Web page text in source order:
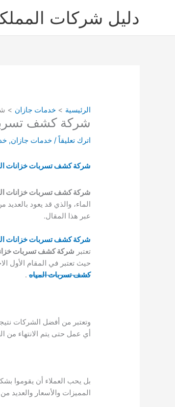
دليل شركات
الرئيسية خدمات جازان
شركة كشف تسربات
اترك تعليقاً /خدمات جازان,
شركة كشف تسربات خزانات
شركة كشف تسربات خزانات
الماء، والذي قد يعود
عبر هذا المقال.
شركة كشف تسربات خزانات
تعتبر شركة كشف تسربات
حيث تعتبر في المقام الأول
كشف تسربات المياه .
وتعتبر من أفضل الشركات
أي عمل حتى يتم الانتهاء
بل يحب العملاء أن يقوموا
المميزات والأسعار والعديد